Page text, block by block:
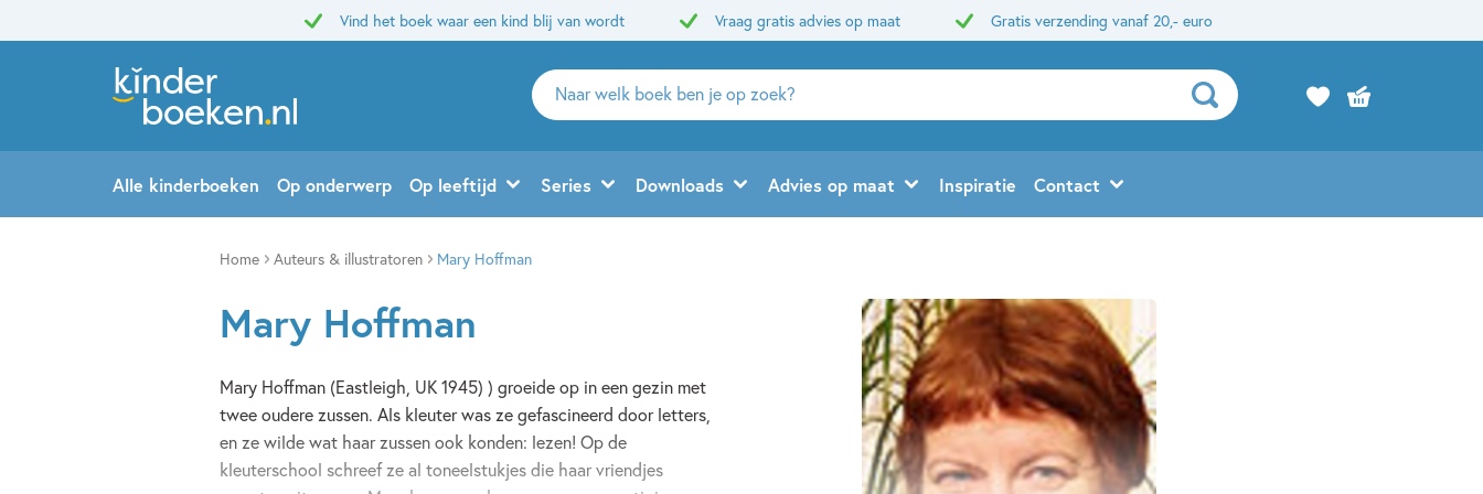
Vind het boek waar een kind blij van wordt Vraag gratis advies op maat Gratis verzending vanaf 20,- euro
Zoeken
naar
en
uitgevers
Alle kinderboeken Op onderwerp Op leeftijd Series Downloads Advies op maat Inspiratie Contact
Home Auteurs & illustratoren Mary Hoffman
Mary Hoffman
Mary Hoffman (Eastleigh, UK 1945) ) groeide op in een gezin met
twee oudere zussen. Als kleuter was ze gefascineerd door letters,
en ze wilde wat haar zussen ook konden: lezen! Op de
kleuterschool schreef ze al toneelstukjes die haar vriendjes